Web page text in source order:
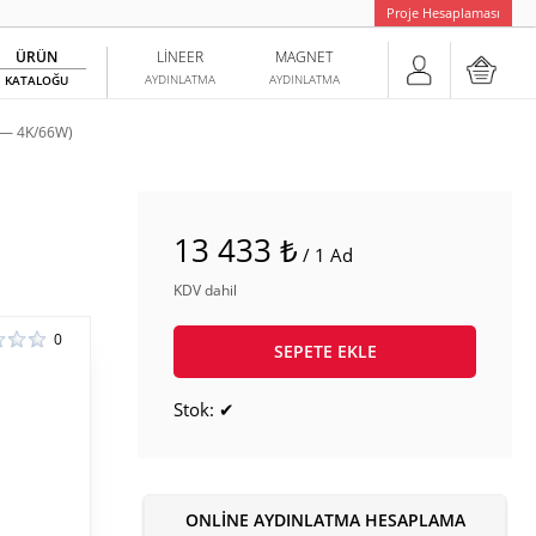
Proje Hesaplaması
MAGNET
AYDINLATMA
LINEER
AYDINLATMA
ÜRÜN
KATALOĞU
4K/66W)
0
13 433 ₺ / 1 Ad
KDV dahil
SEPETE EKLE
Stok: ✔
ONLINE AYDINLATMA HESAPLAMA